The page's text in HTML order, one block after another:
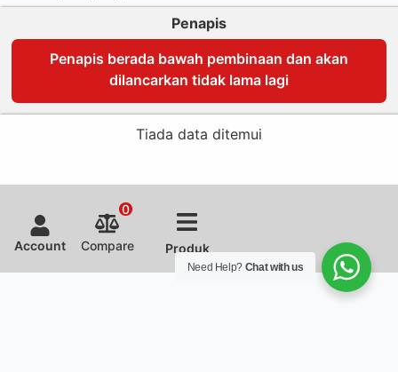
Penapis
Penapis berada bawah pembinaan dan akan
dilancarkan tidak lama lagi
Tiada data ditemui
Account Compare
0
Produk
Need Help? Chat with us